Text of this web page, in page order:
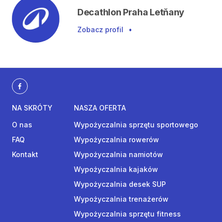
Decathlon Praha Letňany
Zobacz profil •
NA SKRÓTY
O nas
FAQ
Kontakt
NASZA OFERTA
Wypożyczalnia sprzętu sportowego
Wypożyczalnia rowerów
Wypożyczalnia namiotów
Wypożyczalnia kajaków
Wypożyczalnia desek SUP
Wypożyczalnia trenażerów
Wypożyczalnia sprzętu fitness